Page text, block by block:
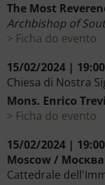
The Most
Archbishop of
Ficha do evento
15/02/2024 |
Chiesa di Nostra
Mons. Enrico
Ficha do evento
15/02/2024 |
Moscow / Москва
Cattedrale